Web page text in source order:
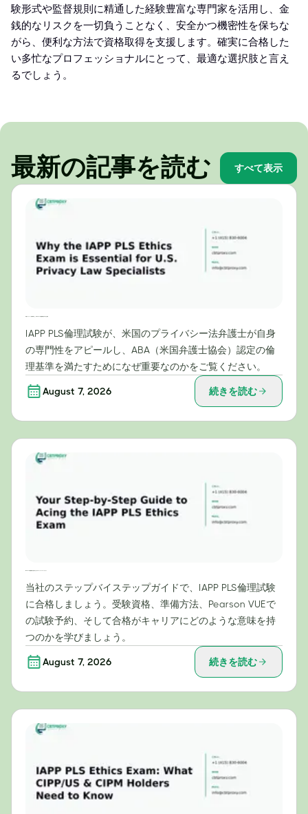
験形式や監督規則に精通した経験豊富な専門家を活用し、金
銭的なリスクを一切負うことなく、安全かつ機密性を保ちな
がら、便利な方法で資格取得を支援します。確実に合格した
い多忙なプロフェッショナルにとって、最適な選択肢と言え
るでしょう。
最新の記事を読む すべて表示
IAPP PLS倫理試験が、米国のプライバシー法弁護士が自身
の専門性をアピールし、ABA（米国弁護士協会）認定の倫
理基準を満たすためになぜ重要なのかをご覧ください。
August 7, 2026 続きを読む
当社のステップバイステップガイドで、IAPP PLS倫理試験
に合格しましょう。受験資格、準備方法、Pearson VUEで
の試験予約、そして合格がキャリアにどのような意味を持
つのかを学びましょう。
August 7, 2026 続きを読む